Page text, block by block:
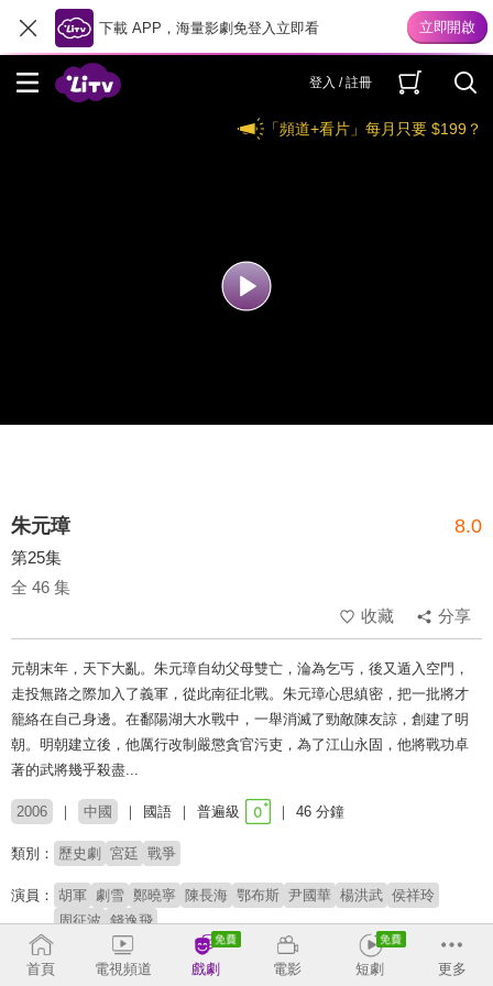
下載 APP，海量影劇免登入立即看
登入 / 註冊
「頻道+看片」每月只要 $199？
朱元璋 8.0
第25集
全 46 集
收藏
分享
元朝末年，天下大亂。朱元璋自幼父母雙亡，淪為乞丐，後又遁入空門，
走投無路之際加入了義軍，從此南征北戰。朱元璋心思縝密，把一批將才
籠絡在自己身邊。在鄱陽湖大水戰中，一舉消滅了勁敵陳友諒，創建了明
朝。明朝建立後，他厲行改制嚴懲貪官污吏，為了江山永固，他將戰功卓
著的武將幾乎殺盡...
2006 中國 國語 普遍級 46 分鐘
類別： 歷史劇 宮廷 戰爭
演員： 胡軍 劇雪 鄭曉寧 陳長海 鄂布斯 尹國華 楊洪武 侯祥玲
周征波 錢逸飛
導演： 馮小寧
首頁 電視頻道 戲劇 電影 短劇 更多